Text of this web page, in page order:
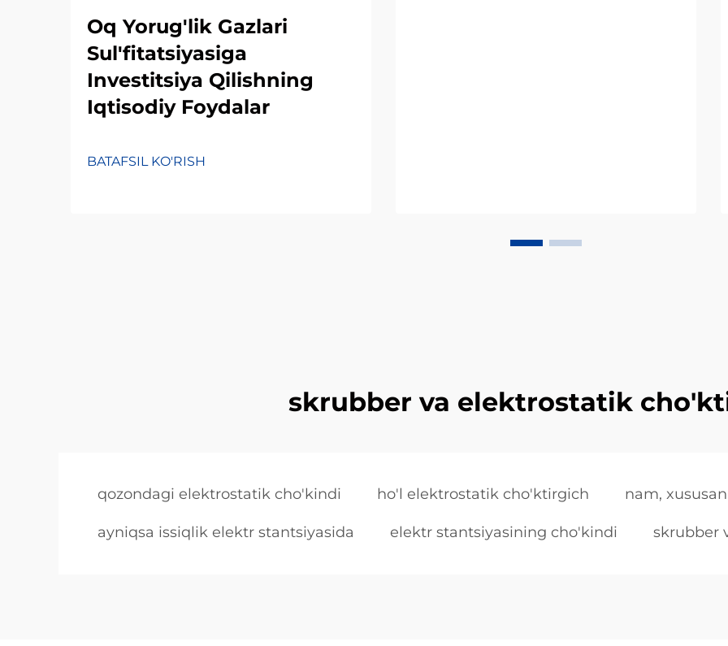
Oq Yorug'lik Gazlari
Sul'fitatsiyasiga
Investitsiya Qilishning
Iqtisodiy Foydalar
BATAFSIL KO'RISH
skrubber va elektrostatik
qozondagi elektrostatik cho'kindi ho'l elektrostatik cho'ktirgich nam, xususan
ayniqsa issiqlik elektr stantsiyasida elektr stantsiyasining cho'kindi skrubber